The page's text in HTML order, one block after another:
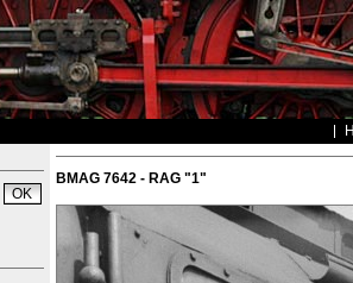
BMAG 7642 - RAG "1"